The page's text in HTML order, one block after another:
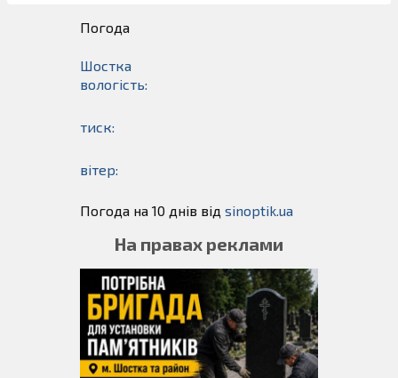
Погода
Шостка
вологість:
тиск:
вітер:
Погода на 10 днів від sinoptik.ua
На правах реклами